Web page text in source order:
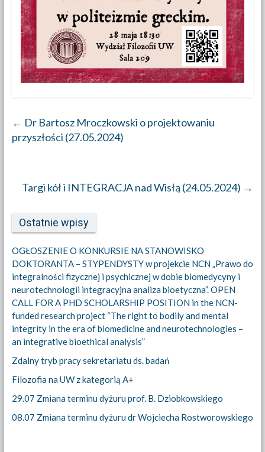
← Dr Bartosz Mroczkowski o projektowaniu
przyszłości (27.05.2024)
Targi kół i INTEGRACJA nad Wisłą (24.05.2024) →
Ostatnie wpisy
OGŁOSZENIE O KONKURSIE NA STANOWISKO
DOKTORANTA – STYPENDYSTY w projekcie NCN „Prawo do
integralności fizycznej i psychicznej w dobie biomedycyny i
neurotechnologii integracyjna analiza bioetyczna”. OPEN
CALL FOR A PHD SCHOLARSHIP POSITION in the NCN-
funded research project “The right to bodily and mental
integrity in the era of biomedicine and neurotechnologies –
an integrative bioethical analysis”
Zdalny tryb pracy sekretariatu ds. badań
Filozofia na UW z kategorią A+
29.07 Zmiana terminu dyżuru prof. B. Dziobkowskiego
08.07 Zmiana terminu dyżuru dr Wojciecha Rostworowskiego